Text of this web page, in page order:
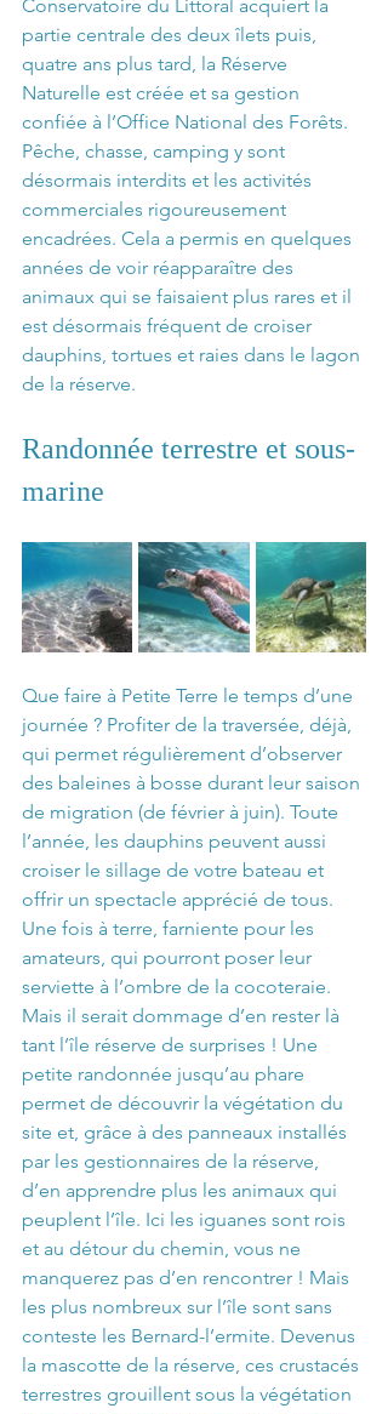
Conservatoire du Littoral acquiert la
partie centrale des deux îlets puis,
quatre ans plus tard, la Réserve
Naturelle est créée et sa gestion
confiée à l’Office National des Forêts.
Pêche, chasse, camping y sont
désormais interdits et les activités
commerciales rigoureusement
encadrées. Cela a permis en quelques
années de voir réapparaître des
animaux qui se faisaient plus rares et il
est désormais fréquent de croiser
dauphins, tortues et raies dans le lagon
de la réserve.
Randonnée terrestre et sous-
marine
Que faire à Petite Terre le temps d’une
journée ? Profiter de la traversée, déjà,
qui permet régulièrement d’observer
des baleines à bosse durant leur saison
de migration (de février à juin). Toute
l’année, les dauphins peuvent aussi
croiser le sillage de votre bateau et
offrir un spectacle apprécié de tous.
Une fois à terre, farniente pour les
amateurs, qui pourront poser leur
serviette à l’ombre de la cocoteraie.
Mais il serait dommage d’en rester là
tant l’île réserve de surprises ! Une
petite randonnée jusqu’au phare
permet de découvrir la végétation du
site et, grâce à des panneaux installés
par les gestionnaires de la réserve,
d’en apprendre plus les animaux qui
peuplent l’île. Ici les iguanes sont rois
et au détour du chemin, vous ne
manquerez pas d’en rencontrer ! Mais
les plus nombreux sur l’île sont sans
conteste les Bernard-l’ermite. Devenus
la mascotte de la réserve, ces crustacés
terrestres grouillent sous la végétation